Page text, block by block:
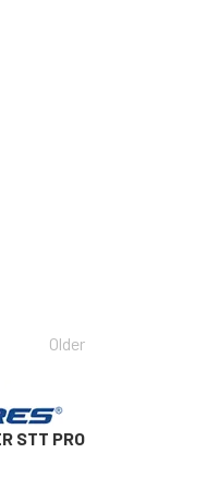
Older
STT PRO